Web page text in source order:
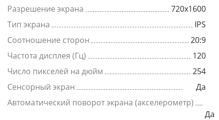
Разрешение экрана
720x1600
Тип экрана
IPS
Соотношение сторон
20:9
Частота дисплея (Гц)
120
Число пикселей на дюйм
254
Сенсорный экран
Да
Автоматический поворот экрана (акселерометр)
Да